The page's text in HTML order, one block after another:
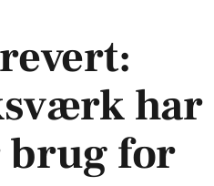
har
brug for